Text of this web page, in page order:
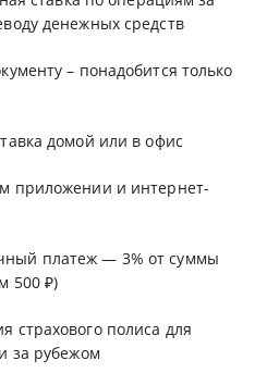
денежных средств
– понадобится только
домой или в офис
приложении и интернет-
платеж — 3% от суммы
500 ₽)
страхового полиса для
за рубежом